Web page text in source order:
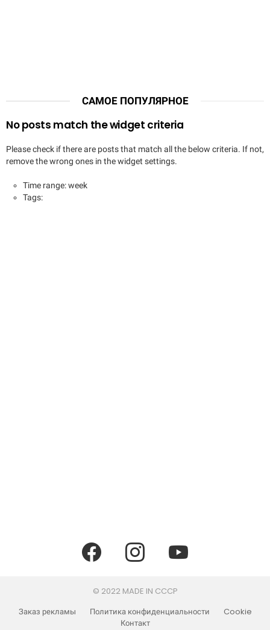
САМОЕ ПОПУЛЯРНОЕ
No posts match the widget criteria
Please check if there are posts that match all the below criteria. If not,
remove the wrong ones in the widget settings.
Time range: week
Tags:
facebook instagram youtube
© 2022 MADE IN CCCP
Заказ рекламы
Политика конфиденциальности
Cookie
Контакт